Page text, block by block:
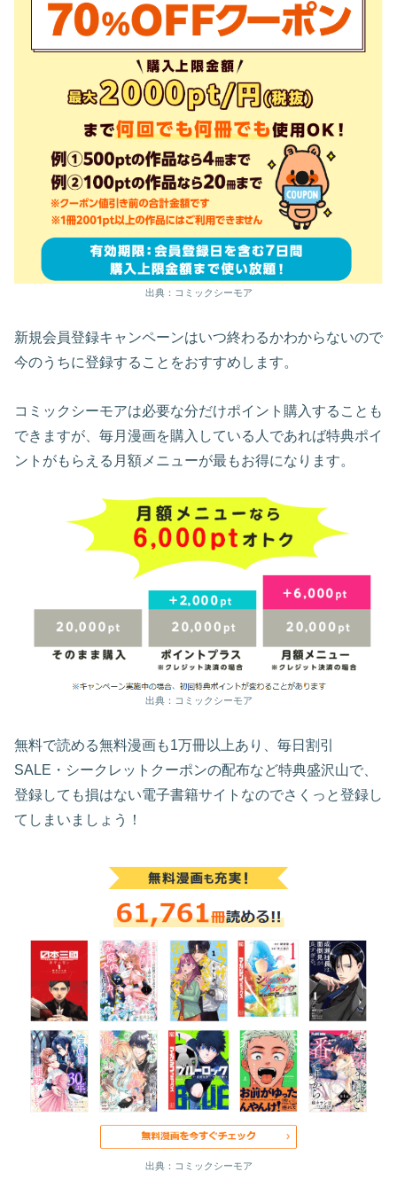
出典：コミックシーモア
新規会員登録キャンペーンはいつ終わるかわからないので
今のうちに登録することをおすすめします。
コミックシーモアは必要な分だけポイント購入することも
できますが、毎月漫画を購入している人であれば特典ポイ
ントがもらえる月額メニューが最もお得になります。
出典：コミックシーモア
無料で読める無料漫画も1万冊以上あり、毎日割引
SALE・シークレットクーポンの配布など特典盛沢山で、
登録しても損はない電子書籍サイトなのでさくっと登録し
てしまいましょう！
出典：コミックシーモア